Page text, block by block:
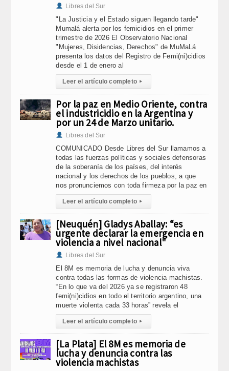
Libres del Sur
"La Justicia y el Estado siguen llegando tarde"
Mumalá alerta por los femicidios en el primer
trimestre de 2026 El Observatorio Nacional
"Mujeres, Disidencias, Derechos" de MuMaLá
presenta los datos del Registro de Femi(ni)cidios
desde el 1 de enero al
Leer el artículo completo ▸
Por la paz en Medio Oriente, contra
el industricidio en la Argentina y
por un 24 de Marzo unitario.
Libres del Sur
COMUNICADO Desde Libres del Sur llamamos a
todas las fuerzas políticas y sociales defensoras
de la soberanía de los países, del interés
nacional y los derechos de los pueblos, a que
nos pronunciemos con toda firmeza por la paz en
Leer el artículo completo ▸
[Neuquén] Gladys Aballay: “es
urgente declarar la emergencia en
violencia a nivel nacional"
Libres del Sur
El 8M es memoria de lucha y denuncia viva
contra todas las formas de violencia machistas.
“En lo que va del 2026 ya se registraron 48
femi(ni)cidios en todo el territorio argentino, una
muerte violenta cada 33 horas” revela el
Leer el artículo completo ▸
[La Plata] El 8M es memoria de
lucha y denuncia contra las
violencia machistas